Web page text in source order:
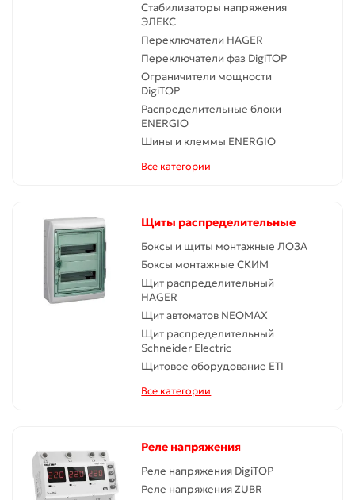
Стабилизаторы напряжения
ЭЛЕКС
Переключатели HAGER
Переключатели фаз DigiTOP
Ограничители мощности
DigiTOP
Распределительные блоки
ENERGIO
Шины и клеммы ENERGIO
Все категории
Щиты распределительные
Боксы и щиты монтажные ЛОЗА
Боксы монтажные СКИМ
Щит распределительный
HAGER
Щит автоматов NEOMAX
Щит распределительный
Schneider Electric
Щитовое оборудование ETI
Все категории
Реле напряжения
Реле напряжения DigiTOP
Реле напряжения ZUBR